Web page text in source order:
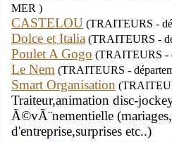
MER )
CASTELOU (TRAITEURS -
Dolce et Italia (TRAITEURS -
Poulet A Gogo (TRAITEURS -
Le Nem (TRAITEURS -
Smart Organisation
Traiteur,animation disc-
Ã©vÃ¨nementielle
d'entreprise,surprises etc..)